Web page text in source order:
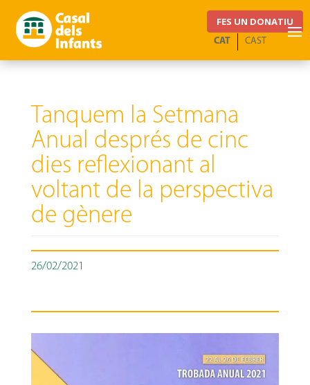
FES UN DONATIU
CAST
CAT
Tanquem la Setmana
Anual després de cinc
dies reflexionant al
voltant de la perspectiva
de gènere
26/02/2021